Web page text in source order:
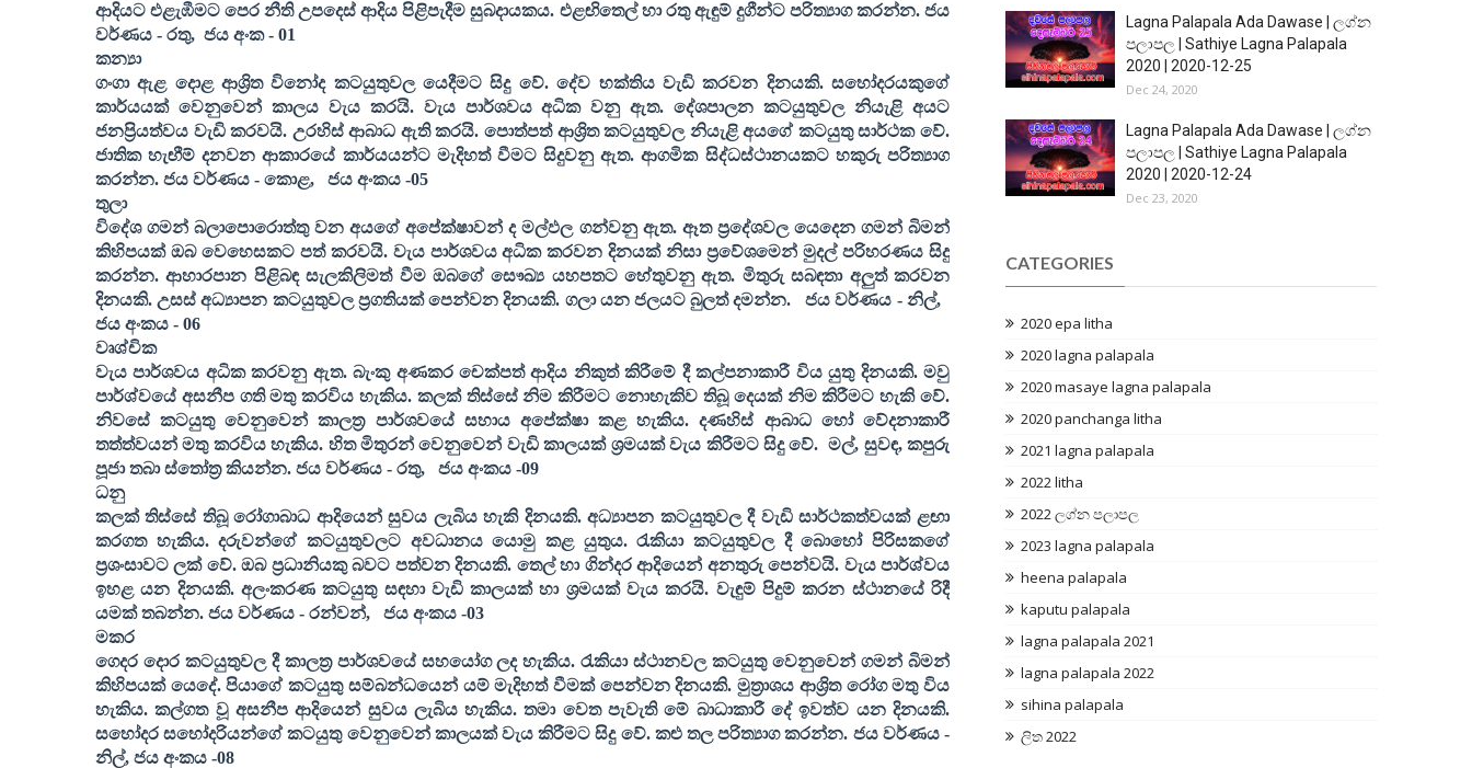
ආදියට එළැඹීමට පෙර නීති උපදෙස් ආදිය පිළිපැදීම සුබදායකය. එළඟිතෙල් හා රතු ඇඳුම් දුගීන්ට පරිත්‍යාග කරන්න. ජය
වර්ණය - රතු, ජය අංක - 01
කන්‍යා
ගංගා ඇළ දොළ ආශ්‍රිත විනෝද කටයුතුවල යෙදීමට සිදු වේ. දේව භක්තිය වැඩි කරවන දිනයකි. සහෝදරයකුගේ
කාර්යයක් වෙනුවෙන් කාලය වැය කරයි. වැය පාර්ශවය අධික වනු ඇත. දේශපාලන කටයුතුවල නියැළි අයට
ජනප්‍රියත්වය වැඩි කරවයි. උරහිස් ආබාධ ඇති කරයි. පොත්පත් ආශ්‍රිත කටයුතුවල නියැළි අයගේ කටයුතු සාර්ථක වේ.
ජාතික හැඟීම් දනවන ආකාරයේ කාර්යයන්ට මැදිහත් වීමට සිදුවනු ඇත. ආගමික සිද්ධස්ථානයකට හකුරු පරිත්‍යාග
කරන්න. ජය වර්ණය - කොළ, ජය අංකය -05
තුලා
විදේශ ගමන් බලාපොරොත්තු වන අයගේ අපේක්ෂාවන් ද මල්ඵල ගන්වනු ඇත. ඈත ප්‍රදේශවල යෙදෙන ගමන් බිමන්
කිහිපයක් ඔබ වෙහෙසකට පත් කරවයි. වැය පාර්ශවය අධික කරවන දිනයක් නිසා ප්‍රවේශමෙන් මුදල් පරිහරණය සිදු
කරන්න. ආහාරපාන පිළිබඳ සැලකිලිමත් වීම ඔබගේ සෞඛ්‍ය යහපතට හේතුවනු ඇත. මිතුරු සබඳතා අලුත් කරවන
දිනයකි. උසස් අධ්‍යාපන කටයුතුවල ප්‍රගතියක් පෙන්වන දිනයකි. ගලා යන ජලයට බුලත් දමන්න.
ජය වර්ණය - නිල්,
ජය අංකය - 06
වෘශ්චික
වැය පාර්ශවය අධික කරවනු ඇත. බැංකු අණකර චෙක්පත් ආදිය නිකුත් කිරීමේ දී කල්පනාකාරී විය යුතු දිනයකි. මවු
පාර්ශ්වයේ අසනීප ගති මතු කරවිය හැකිය. කලක් තිස්සේ නිම කිරීමට නොහැකිව තිබූ දෙයක් නිම කිරීමට හැකි වේ.
නිවසේ කටයුතු වෙනුවෙන් කාලත්‍ර පාර්ශවයේ සහාය අපේක්ෂා කළ හැකිය. දණහිස් ආබාධ හෝ වේදනාකාරී
තත්ත්වයන් මතු කරවිය හැකිය. හිත මිතුරන් වෙනුවෙන් වැඩි කාලයක් ශ්‍රමයක් වැය කිරීමට සිදු වේ. මල්, සුවඳ,කපුරු
පූජා තබා ස්තෝත්‍ර කියන්න. ජය වර්ණය - රතු, ජය අංකය -09
ධනු
කලක් තිස්සේ තිබූ රෝගාබාධ ආදියෙන් සුවය ලැබිය හැකි දිනයකි. අධ්‍යාපන කටයුතුවල දී වැඩි සාර්ථකත්වයක් ළඟා
කරගත හැකිය. දරුවන්ගේ කටයුතුවලට අවධානය යොමු කළ යුතුය. රැකියා කටයුතුවල දී බොහෝ පිරිසකගේ
ප්‍රශංසාවට ලක් වේ. ඔබ ප්‍රධානියකු බවට පත්වන දිනයකි. තෙල් හා ගින්දර ආදියෙන් අනතුරු පෙන්වයි. වැය පාර්ශ්වය
ඉහළ යන දිනයකි. අලංකරණ කටයුතු සඳහා වැඩි කාලයක් හා ශ්‍රමයක් වැය කරයි. වැඳුම් පිදුම් කරන ස්ථානයේ රිදී
යමක් තබන්න. ජය වර්ණය - රන්වන්, ජය අංකය -03
මකර
ගෙදර දොර කටයුතුවල දී කාලත්‍ර පාර්ශවයේ සහයෝග ලද හැකිය. රැකියා ස්ථානවල කටයුතු වෙනුවෙන් ගමන් බිමන්
කිහිපයක් යෙදේ. පියාගේ කටයුතු සම්බන්ධයෙන් යම් මැදිහත් වීමක් පෙන්වන දිනයකි. මුත්‍රාශය ආශ්‍රිත රෝග මතු විය
හැකිය. කල්ගත වූ අසනීප ආදියෙන් සුවය ලැබිය හැකිය. තමා වෙත පැවැති මේ බාධාකාරී දේ ඉවත්ව යන දිනයකි.
සහෝදර සහෝදරියන්ගේ කටයුතු වෙනුවෙන් කාලයක් වැය කිරීමට සිදු වේ. කළු තල පරිත්‍යාග කරන්න. ජය වර්ණය -
නිල්, ජය අංකය -08
Lagna Palapala Ada Dawase | ලග්න
පලාපල | Sathiye Lagna Palapala
2020 | 2020-12-25
Dec 24, 2020
Lagna Palapala Ada Dawase | ලග්න
පලාපල | Sathiye Lagna Palapala
2020 | 2020-12-24
Dec 23, 2020
CATEGORIES
2020 epa litha
2020 lagna palapala
2020 masaye lagna palapala
2020 panchanga litha
2021 lagna palapala
2022 litha
2022 ලග්න පලාපල
2023 lagna palapala
heena palapala
kaputu palapala
lagna palapala 2021
lagna palapala 2022
sihina palapala
ලිත 2022